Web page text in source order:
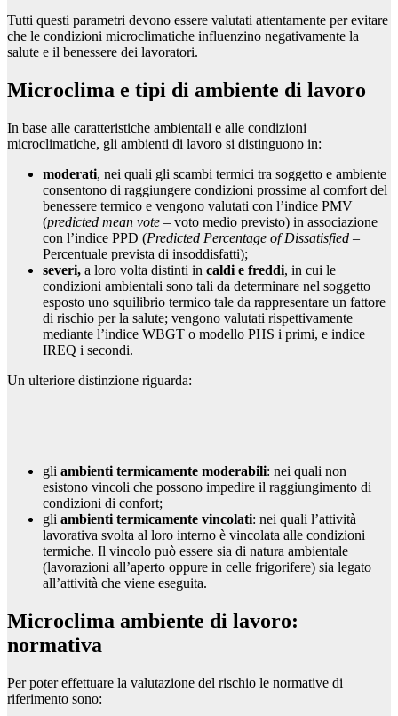
Tutti questi parametri devono essere valutati attentamente per evitare
che le condizioni microclimatiche influenzino negativamente la
salute e il benessere dei lavoratori.
Microclima e tipi di ambiente di lavoro
In base alle caratteristiche ambientali e alle condizioni
microclimatiche, gli ambienti di lavoro si distinguono in:
moderati, nei quali gli scambi termici tra soggetto e ambiente
consentono di raggiungere condizioni prossime al comfort del
benessere termico e vengono valutati con l’indice PMV
(predicted mean vote – voto medio previsto) in associazione
con l’indice PPD (Predicted Percentage of Dissatisfied –
Percentuale prevista di insoddisfatti);
severi, a loro volta distinti in caldi e freddi, in cui le
condizioni ambientali sono tali da determinare nel soggetto
esposto uno squilibrio termico tale da rappresentare un fattore
di rischio per la salute; vengono valutati rispettivamente
mediante l’indice WBGT o modello PHS i primi, e indice
IREQ i secondi.
Un ulteriore distinzione riguarda:
gli ambienti termicamente moderabili: nei quali non
esistono vincoli che possono impedire il raggiungimento di
condizioni di confort;
gli ambienti termicamente vincolati: nei quali l’attività
lavorativa svolta al loro interno è vincolata alle condizioni
termiche. Il vincolo può essere sia di natura ambientale
(lavorazioni all’aperto oppure in celle frigorifere) sia legato
all’attività che viene eseguita.
Microclima ambiente di lavoro:
normativa
Per poter effettuare la valutazione del rischio le normative di
riferimento sono: